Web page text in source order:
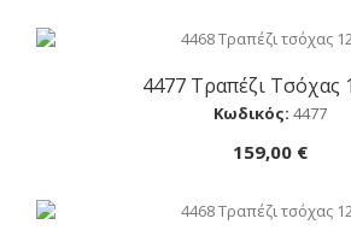
Αγορά
4477 Τραπέζι Τσόχας
Κωδικός: 4477
159,00 €